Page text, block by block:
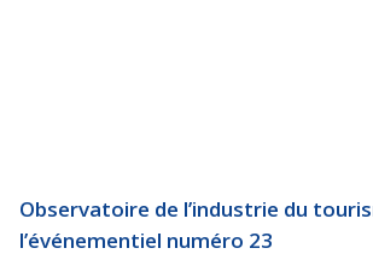
Observatoire de l’industrie du
l’événementiel numéro 23